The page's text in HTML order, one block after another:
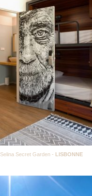
Selina Secret Garden - LISBONNE